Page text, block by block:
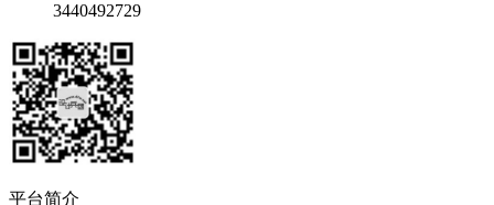
3440492729
平台简介